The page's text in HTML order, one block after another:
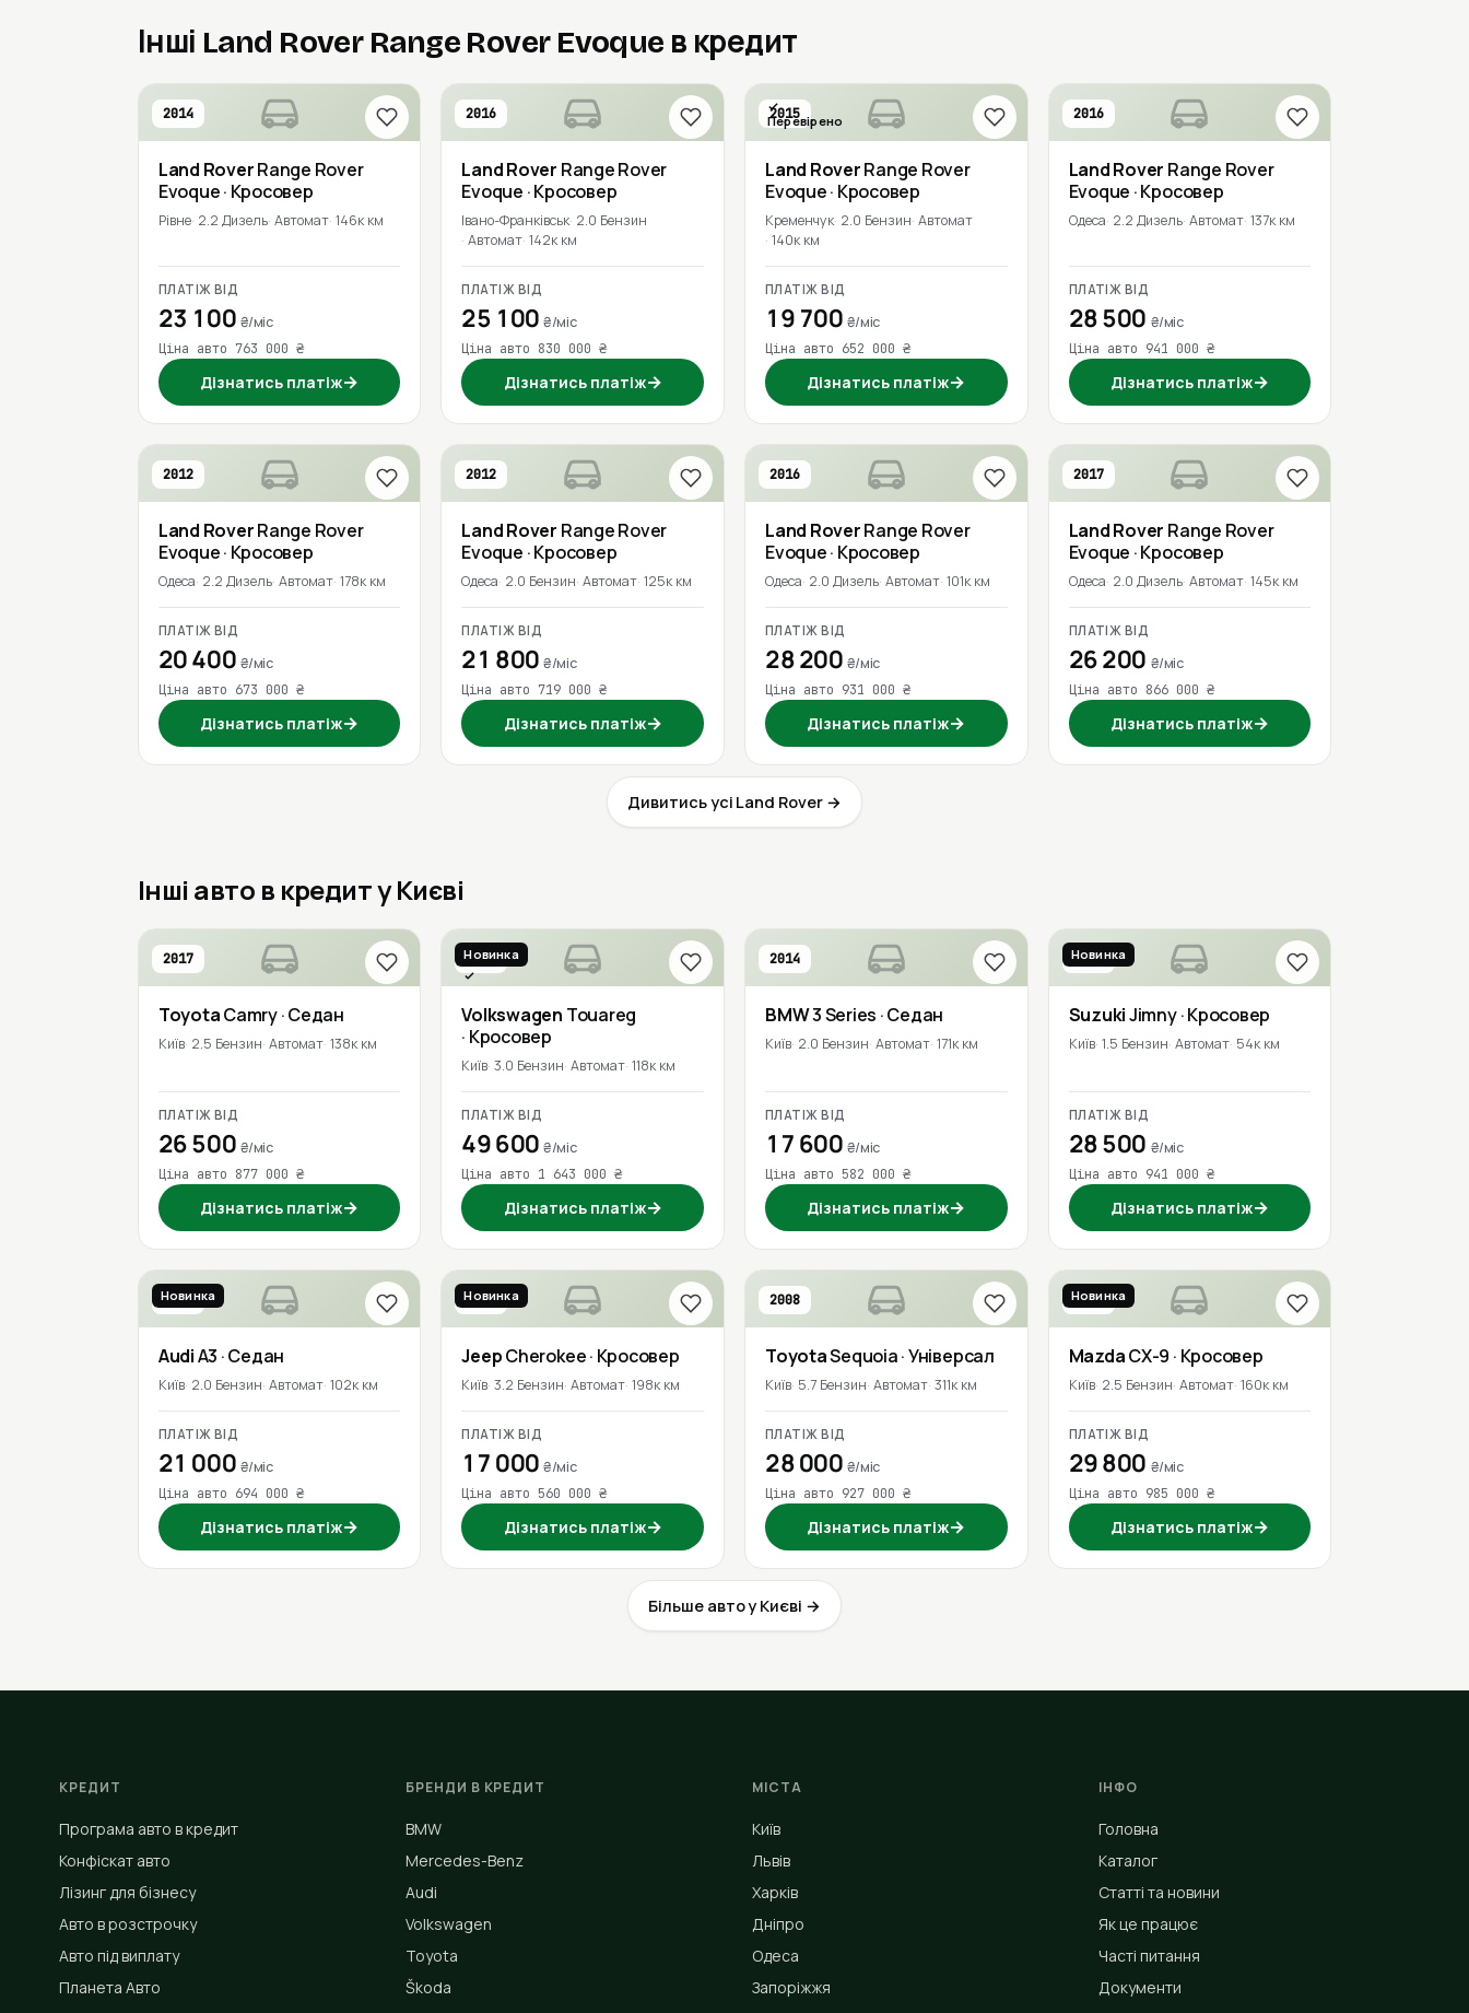
Інші Land Rover Range Rover Evoque в кредит
2014
Land RoverRange Rover
Evoque· Кросовер
Рівне 2.2 Дизель Автомат 146к км
ПЛАТІЖ ВІД
23 100 ₴/міс
Ціна авто 763 000 ₴
Дізнатись платіж→
2016
Land Rover Range Rover
Evoque · Кросовер
Івано-Франківськ 2.0 Бензин
Автомат 142к км
ПЛАТІЖ ВІД
25 100₴/міс
Ціна авто 830 000 ₴
Дізнатись платіж→
2015
Перевірено
Land RoverRange Rover
Evoque· Кросовер
Кременчук 2.0 Бензин Автомат
140к км
ПЛАТІЖ ВІД
19 700 ₴/міс
Ціна авто 652 000 ₴
Дізнатись платіж→
2016
Land Rover Range Rover
Evoque · Кросовер
Одеса 2.2 Дизель Автомат 137к км
ПЛАТІЖ ВІД
28 500 ₴/міс
Ціна авто 941 000 ₴
Дізнатись платіж→
2012
Land RoverRange Rover
Evoque· Кросовер
Одеса 2.2 Дизель Автомат 178к км
ПЛАТІЖ ВІД
20 400 ₴/міс
Ціна авто 673 000 ₴
Дізнатись платіж→
2012
Land Rover Range Rover
Evoque · Кросовер
Одеса 2.0 Бензин Автомат 125к км
ПЛАТІЖ ВІД
21 800₴/міс
Ціна авто 719 000 ₴
Дізнатись платіж→
2016
Land RoverRange Rover
Evoque· Кросовер
Одеса 2.0 Дизель Автомат 101к км
ПЛАТІЖ ВІД
28 200 ₴/міс
Ціна авто 931 000 ₴
Дізнатись платіж→
2017
Land Rover Range Rover
Evoque · Кросовер
Одеса 2.0 Дизель Автомат 145к км
ПЛАТІЖ ВІД
26 200 ₴/міс
Ціна авто 866 000 ₴
Дізнатись платіж→
Дивитись усі Land Rover →
Інші авто в кредит у Києві
2017
ToyotaCamry· Седан
Київ 2.5 Бензин Автомат 138к км
ПЛАТІЖ ВІД
26 500 ₴/міс
Ціна авто 877 000 ₴
Дізнатись платіж→
2019
Новинка
Перевірено
Volkswagen Touareg
· Кросовер
Київ 3.0 Бензин Автомат 118к км
ПЛАТІЖ ВІД
49 600₴/міс
Ціна авто 1 643 000 ₴
Дізнатись платіж→
2014
BMW3 Series · Седан
Київ 2.0 Бензин Автомат 171к км
ПЛАТІЖ ВІД
17 600 ₴/міс
Ціна авто 582 000 ₴
Дізнатись платіж→
2019
Новинка
SuzukiJimny· Кросовер
Київ 1.5 Бензин Автомат 54к км
ПЛАТІЖ ВІД
28 500 ₴/міс
Ціна авто 941 000 ₴
Дізнатись платіж→
2017
Новинка
AudiA3 · Седан
Київ 2.0 Бензин Автомат 102к км
ПЛАТІЖ ВІД
21 000 ₴/міс
Ціна авто 694 000 ₴
Дізнатись платіж→
2016
Новинка
JeepCherokee· Кросовер
Київ 3.2 Бензин Автомат 198к км
ПЛАТІЖ ВІД
17 000₴/міс
Ціна авто 560 000 ₴
Дізнатись платіж→
2008
ToyotaSequoia· Універсал
Київ 5.7 Бензин Автомат 311к км
ПЛАТІЖ ВІД
28 000 ₴/міс
Ціна авто 927 000 ₴
Дізнатись платіж→
2020
Новинка
MazdaCX-9 · Кросовер
Київ 2.5 Бензин Автомат 160к км
ПЛАТІЖ ВІД
29 800 ₴/міс
Ціна авто 985 000 ₴
Дізнатись платіж→
Більше авто у Києві →
КРЕДИТ
Програма авто в кредит
Конфіскат авто
Лізинг для бізнесу
Авто в розстрочку
Авто під виплату
Планета Авто
БРЕНДИ В КРЕДИТ
BMW
Mercedes-Benz
Audi
Volkswagen
Toyota
Škoda
МІСТА
Київ
Львів
Харків
Дніпро
Одеса
Запоріжжя
ІНФО
Головна
Каталог
Статті та новини
Як це працює
Часті питання
Документи